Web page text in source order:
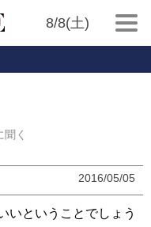
8/8(土)
く
2016/05/05
いということでしょう